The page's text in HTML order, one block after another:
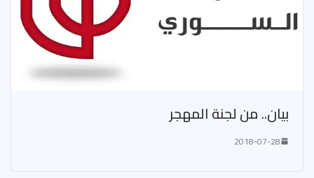
بيان.. من لجنة المهجر
2018-07-28